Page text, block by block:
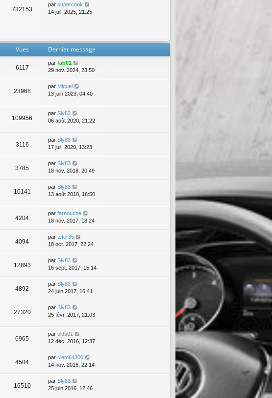
732153
par supercook
14 juil. 2025, 21:25
Vues Dernier message
6117
par fab01
29 nov. 2024, 23:50
23968
par Miguel
13 juin 2023, 04:40
109956
par Sly83
06 août 2020, 21:22
3116
par Sly83
17 juil. 2020, 13:23
3785
par Sly83
18 nov. 2018, 20:49
10141
par Sly83
13 août 2018, 16:50
4204
par farnouche
18 nov. 2017, 18:24
4094
par teter35
18 oct. 2017, 22:24
12893
par Sly83
16 sept. 2017, 15:14
4892
par Sly83
24 juin 2017, 16:41
27320
par Sly83
25 févr. 2017, 21:03
6965
par olds01
12 déc. 2016, 12:37
4504
par clem64300
14 nov. 2016, 22:14
16510
par Sly83
25 juin 2016, 12:46